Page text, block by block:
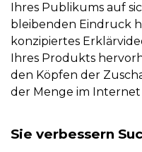
Ihres Publikums auf
bleibenden Eindruck
konzipiertes
Ihres Produkts
den Köpfen der
der Menge im Internet
Sie verbessern